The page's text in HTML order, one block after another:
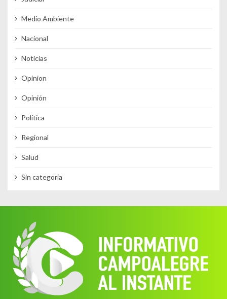
Medio Ambiente
Nacional
Noticias
Opinion
Opinión
Política
Regional
Salud
Sin categoría